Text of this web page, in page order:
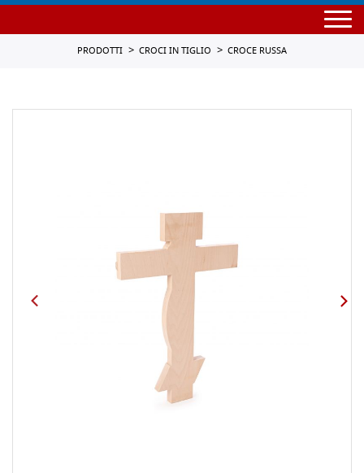
PRODOTTI CROCI IN TIGLIO CROCE RUSSA